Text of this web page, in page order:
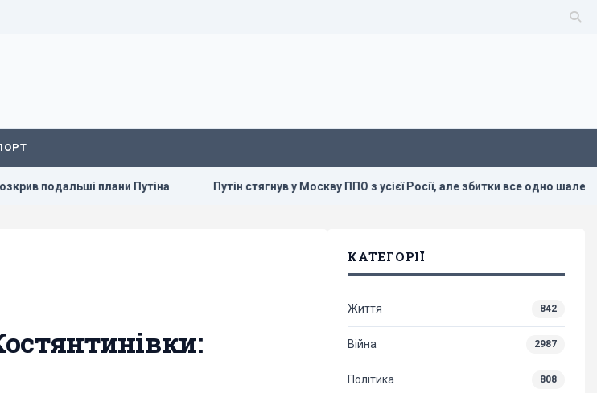
плани Путіна Путін стягнув у Москву ППО з усієї Росії, але збитки все одно шалені, - Зеленський
КАТЕГОРІЇ
Життя 842
Війна 2987
Політика 808